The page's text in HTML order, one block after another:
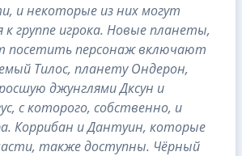
и некоторые из них могут
к группе игрока. Новые планеты,
посетить персонаж включают
Тилос, планету Ондерон,
джунглями Дксун и
с которого, собственно, и
Коррибан и Дантуин, которые
также доступны. Чёрный